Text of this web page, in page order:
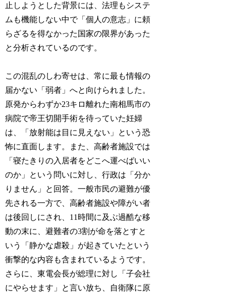
止しようとした背景には、法理もシステ
ムも機能しない中で「個人の意志」に頼
らざるを得なかった国家の限界があった
と分析されているのです。
この混乱のしわ寄せは、常に最も情報の
届かない「弱者」へと向けられました。
原発からわずか23キロ離れた南相馬市の
病院で帝王切開手術を待っていた妊婦
は、「放射能は目に見えない」という恐
怖に直面します。また、高齢者施設では
「寝たきりの入居者をどこへ運べばいい
のか」という問いに対し、行政は「分か
りません」と回答。一般市民の避難が優
先される一方で、高齢者施設や障がい者
は後回しにされ、11時間に及ぶ過酷な移
動の末に、避難者の3割が命を落とすと
いう「静かな虐殺」が起きていたという
衝撃的な内容も含まれているようです。
さらに、東電会長が総理に対し「子会社
にやらせます」と言い放ち、自衛隊に原